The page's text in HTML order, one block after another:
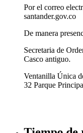
Por el correo
santander.gov.co
De manera
Secretaria de
Casco antiguo.
Ventanilla Única
32 Parque